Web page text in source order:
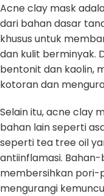
Acne clay mask
dari bahan dasar
khusus untuk
dan kulit berminyak.
bentonit dan kaolin,
kotoran dan
Selain itu, acne clay
bahan lain seperti
seperti tea tree oil
antiinflamasi.
membersihkan pori-
mengurangi